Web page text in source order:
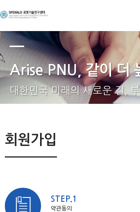
봇
기
술
연
구
센
터
Arise PNU, 같이 더
대한민국 미래의 새로운 길,
회원가입
STEP.1
약관동의